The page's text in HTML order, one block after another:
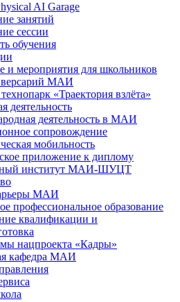
AI Garage
занятий
сессии
обучения
и мероприятия для школьников
МАИ
«Траектория взлёта»
деятельность
деятельность в МАИ
сопровождение
мобильность
приложение к диплому
институт МАИ-ШУЦТ
МАИ
профессиональное образование
квалификации и
нацпроекта «Кадры»
кафедра МАИ